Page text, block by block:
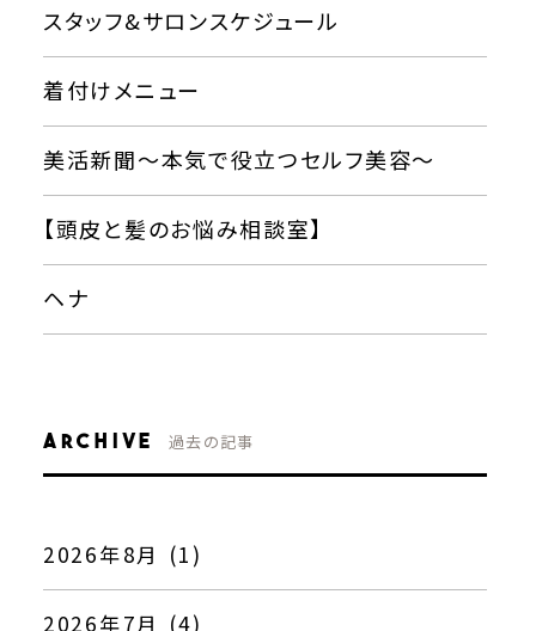
スタッフ&サロンスケジュール
着付けメニュー
美活新聞〜本気で役立つセルフ美容〜
【頭皮と髪のお悩み相談室】
ヘナ
ARCHIVE 過去の記事
2026年8月 (1)
2026年7月 (4)